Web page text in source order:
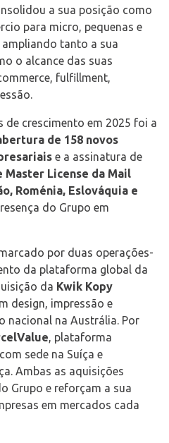
a sua posição como
para micro, pequenas e
ampliando tanto a sua
o alcance das suas
fulfillment,
crescimento em 2025 foi a
de 158 novos
e a assinatura de
Master License da Mail
Roménia, Eslováquia e
do Grupo em
por duas operações-
da plataforma global da
da Kwik Kopy
design, impressão e
nacional na Austrália. Por
, plataforma
sede na Suíça e
Ambas as aquisições
Grupo e reforçam a sua
em mercados cada